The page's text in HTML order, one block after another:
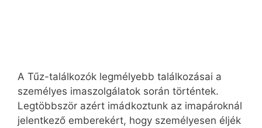
A Tűz-találkozók legmélyebb találkozásai a
személyes imaszolgálatok során történtek.
Legtöbbször azért imádkoztunk az imapároknál
jelentkező emberekért, hogy személyesen éljék